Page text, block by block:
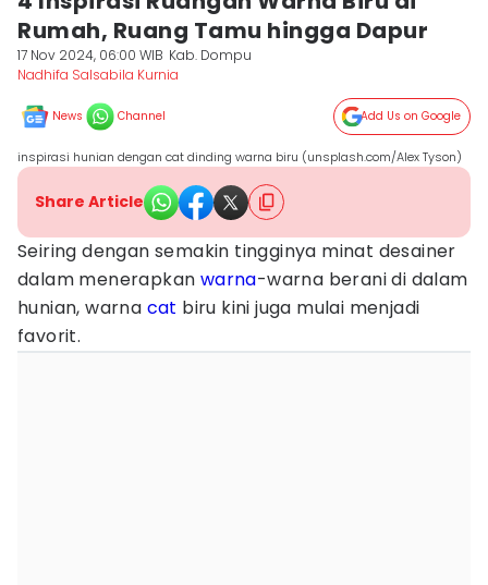
Rumah, Ruang Tamu hingga Dapur
17 Nov 2024, 06:00 WIB Kab. Dompu
Nadhifa Salsabila Kurnia
News Channel Add Us on Google
inspirasi hunian dengan cat dinding warna biru (unsplash.com/Alex Tyson)
Share Article
Seiring dengan semakin tingginya minat desainer
dalam menerapkan warna-warna berani di dalam
hunian, warna cat biru kini juga mulai menjadi
favorit.